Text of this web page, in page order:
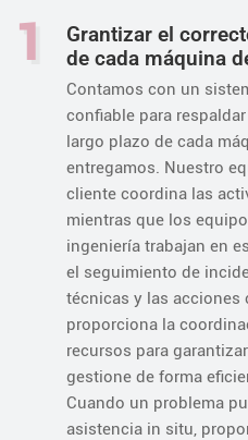
1
Grantizar el
de cada máquina
Contamos con un
confiable para
largo plazo de cada
entregamos. Nuestro
cliente coordina las
mientras que los
ingeniería trabajan en
el seguimiento de
técnicas y las acciones
proporciona la
recursos para
gestione de forma
Cuando un problema
asistencia in situ,